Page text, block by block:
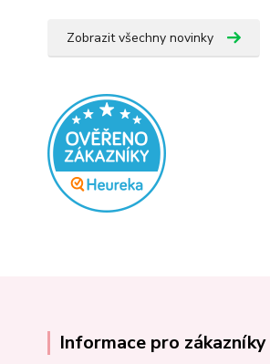
Zobrazit všechny novinky
Informace pro zákazníky